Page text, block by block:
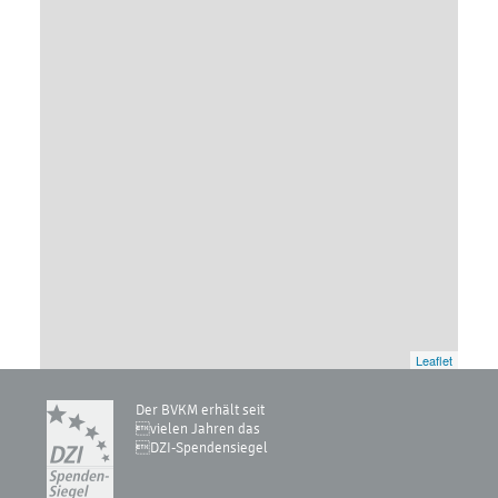
Leaflet
Der BVKM erhält seit
vielen Jahren das
DZI-Spendensiegel